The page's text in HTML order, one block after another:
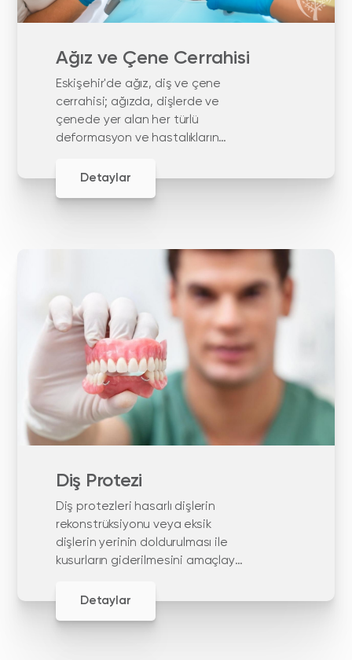
Ağız ve Çene Cerrahisi
Eskişehir'de ağız, diş ve çene
cerrahisi; ağızda, dişlerde ve
çenede yer alan her türlü
deformasyon ve hastalıkların
hekimliği dalıdır.
Detaylar
Diş Protezi
Diş protezleri hasarlı dişlerin
rekonstrüksiyonu veya eksik
dişlerin yerinin doldurulması ile
kusurların giderilmesini amaçlayan
Detaylar